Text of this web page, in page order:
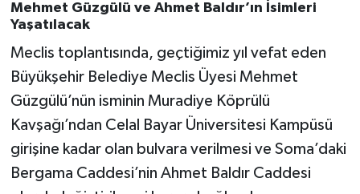
Mehmet Güzgülü ve Ahmet Baldır’ın İsimleri
Yaşatılacak
Meclis toplantısında, geçtiğimiz yıl vefat eden
Büyükşehir Belediye Meclis Üyesi Mehmet
Güzgülü’nün isminin Muradiye Köprülü
Kavşağı’ndan Celal Bayar Üniversitesi Kampüsü
girişine kadar olan bulvara verilmesi ve Soma’daki
Bergama Caddesi’nin Ahmet Baldır Caddesi